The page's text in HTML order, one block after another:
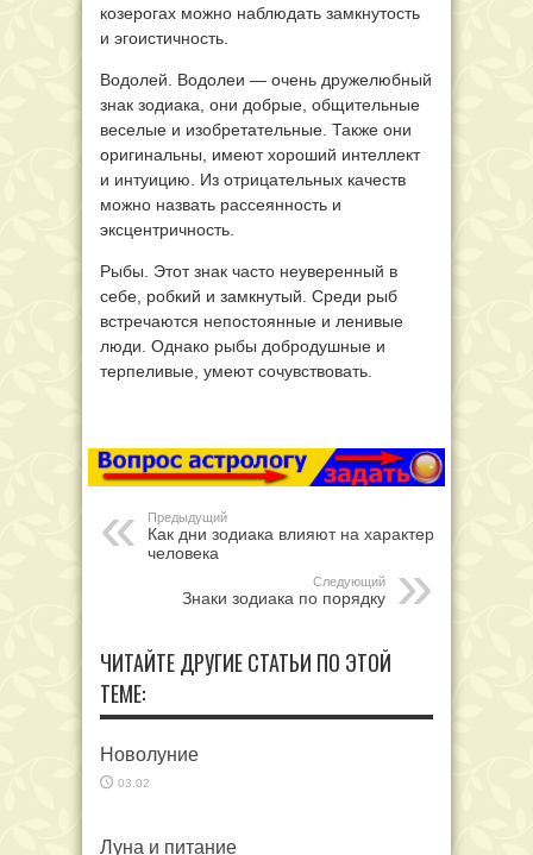
козерогах можно наблюдать замкнутость
и эгоистичность.
Водолей. Водолеи — очень дружелюбный
знак зодиака, они добрые, общительные
веселые и изобретательные. Также они
оригинальны, имеют хороший интеллект
и интуицию. Из отрицательных качеств
можно назвать рассеянность и
эксцентричность.
Рыбы. Этот знак часто неуверенный в
себе, робкий и замкнутый. Среди рыб
встречаются непостоянные и ленивые
люди. Однако рыбы добродушные и
терпеливые, умеют сочувствовать.
Предыдущий
Как дни зодиака влияют на характер
человека
Следующий
Знаки зодиака по порядку
ЧИТАЙТЕ ДРУГИЕ СТАТЬИ ПО ЭТОЙ
ТЕМЕ:
Новолуние
03.02
Луна и питание